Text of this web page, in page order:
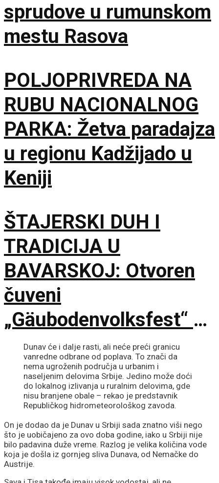
sprudove u rumunskom
mestu Rasova
POLJOPRIVREDA NA
RUBU NACIONALNOG
PARKA: Žetva paradajza
u regionu Kadžijado u
Keniji
ŠTAJERSKI DUH I
TRADICIJA U
BAVARSKOJ: Otvoren
čuveni
„Gäubodenvolksfest“ u
Štraubingu
Dunav će i dalje rasti, ali neće preći granicu
vanredne odbrane od poplava. To znači da
nema ugroženih područja u urbanim i
naseljenim delovima Srbije. Jedino može doći
do lokalnog izlivanja u ruralnim delovima, gde
nisu branjene obale – rekao je predstavnik
Republičkog hidrometeorološkog zavoda.
On je dodao da je Dunav u Srbiji sada znatno viši nego
što je uobičajeno za ovo doba godine, iako u Srbiji nije
bilo padavina duže vreme. Razlog je velika količina vode
koja je došla iz gornjeg sliva Dunava, od Nemačke do
Austrije.